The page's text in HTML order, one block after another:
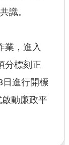
識。
業，進入
分標刻正
日進行開標
動廉政平